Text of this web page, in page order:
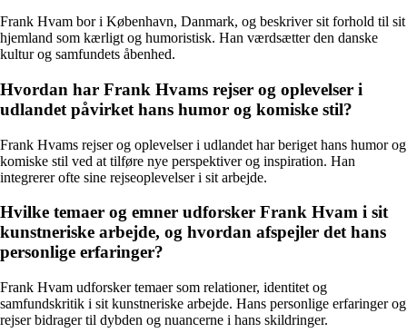
Frank Hvam bor i København, Danmark, og beskriver sit forhold til sit
hjemland som kærligt og humoristisk. Han værdsætter den danske
kultur og samfundets åbenhed.
Hvordan har Frank Hvams rejser og oplevelser i
udlandet påvirket hans humor og komiske stil?
Frank Hvams rejser og oplevelser i udlandet har beriget hans humor og
komiske stil ved at tilføre nye perspektiver og inspiration. Han
integrerer ofte sine rejseoplevelser i sit arbejde.
Hvilke temaer og emner udforsker Frank Hvam i sit
kunstneriske arbejde, og hvordan afspejler det hans
personlige erfaringer?
Frank Hvam udforsker temaer som relationer, identitet og
samfundskritik i sit kunstneriske arbejde. Hans personlige erfaringer og
rejser bidrager til dybden og nuancerne i hans skildringer.